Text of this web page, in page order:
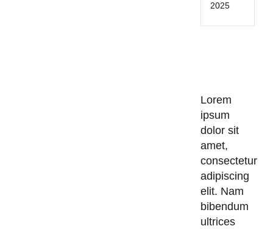
2025
Lorem
ipsum
dolor sit
amet,
consectetur
adipiscing
elit. Nam
bibendum
ultrices